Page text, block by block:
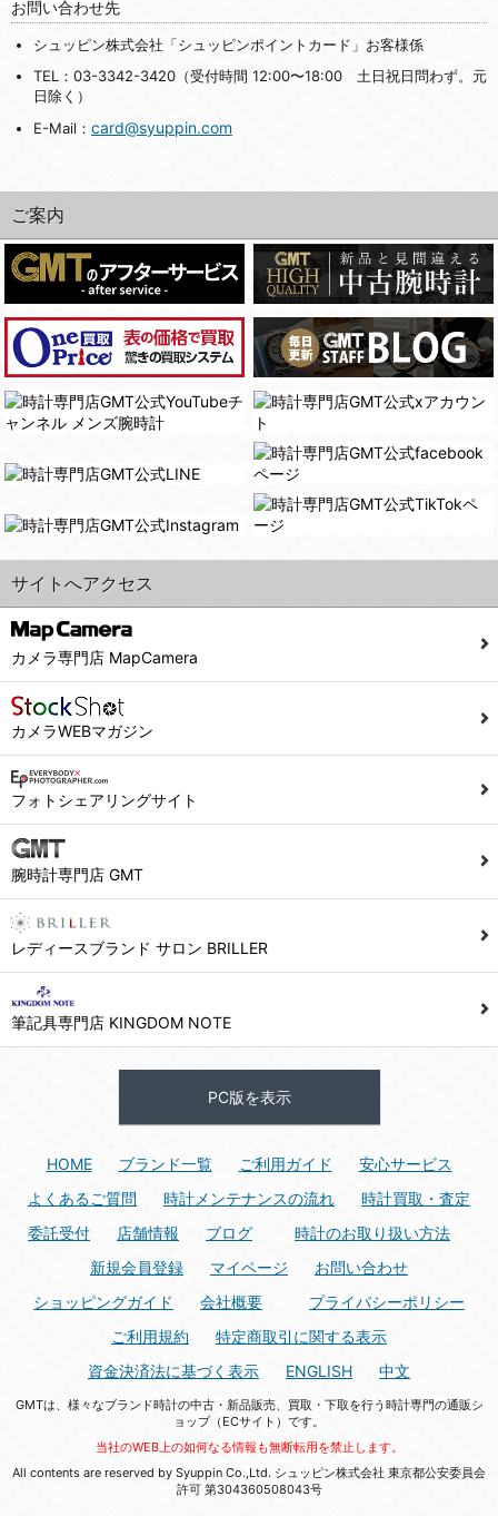
お問い合わせ先
シュッピン株式会社「シュッピンポイントカード」お客様係
TEL：03-3342-3420（受付時間 12:00〜18:00 土日祝日問わず。元
日除く）
E-Mail： card@syuppin.com
ご案内
サイトへアクセス
カメラ専門店 MapCamera
カメラWEBマガジン
フォトシェアリングサイト
腕時計専門店 GMT
レディースブランド サロン BRILLER
筆記具専門店 KINGDOM NOTE
PC版を表示
HOME ブランド一覧 ご利用ガイド
安心サービス
よくあるご質問
時計メンテナンスの流れ
時計買取・査定
委託受付
店舗情報 ブログ
時計のお取り扱い方法
新規会員登録
マイページ
お問い合わせ
ショッピングガイド
会社概要
プライバシーポリシー
ご利用規約
特定商取引に関する表示
資金決済法に基づく表示
ENGLISH 中文
GMTは、様々なブランド時計の中古・新品販売、買取・下取を行う時計専門の通販シ
ョップ（ECサイト）です。
当社のWEB上の如何なる情報も無断転用を禁止します。
All contents are reserved by Syuppin Co.,Ltd. シュッピン株式会社 東京都公安委員会
許可 第304360508043号